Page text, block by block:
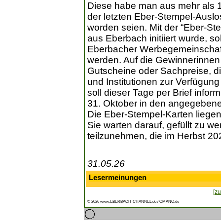
Diese habe man aus mehr als
der letzten Eber-Stempel-
worden seien. Mit der “Eber-
aus Eberbach initiiert wurde,
Eberbacher
werden. Auf die
Gutscheine oder Sachpreise,
und Institutionen zur
soll dieser Tage per Brief
31. Oktober in den
Die Eber-Stempel-Karten
Sie warten darauf, gefüllt zu
teilzunehmen, die im Herbst
31.05.26
Lesermeinungen
© 2026 www.EBERBACH-CHANNEL.de / OMANO.de